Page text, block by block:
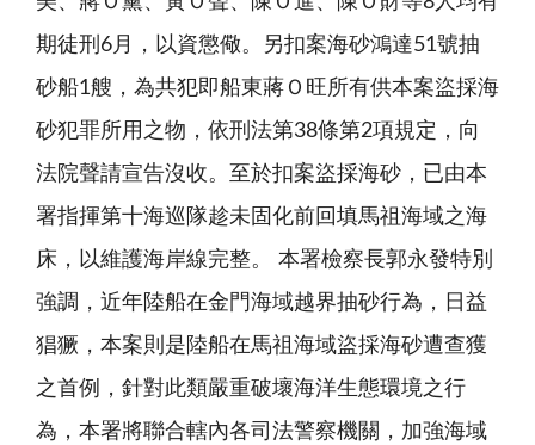
期徒刑6月，以資懲儆。另扣案海砂鴻達51號抽
砂船1艘，為共犯即船東蔣Ｏ旺所有供本案盜採海
砂犯罪所用之物，依刑法第38條第2項規定，向
法院聲請宣告沒收。至於扣案盜採海砂，已由本
署指揮第十海巡隊趁未固化前回填馬祖海域之海
床，以維護海岸線完整。 本署檢察長郭永發特別
強調，近年陸船在金門海域越界抽砂行為，日益
猖獗，本案則是陸船在馬祖海域盜採海砂遭查獲
之首例，針對此類嚴重破壞海洋生態環境之行
為，本署將聯合轄內各司法警察機關，加強海域